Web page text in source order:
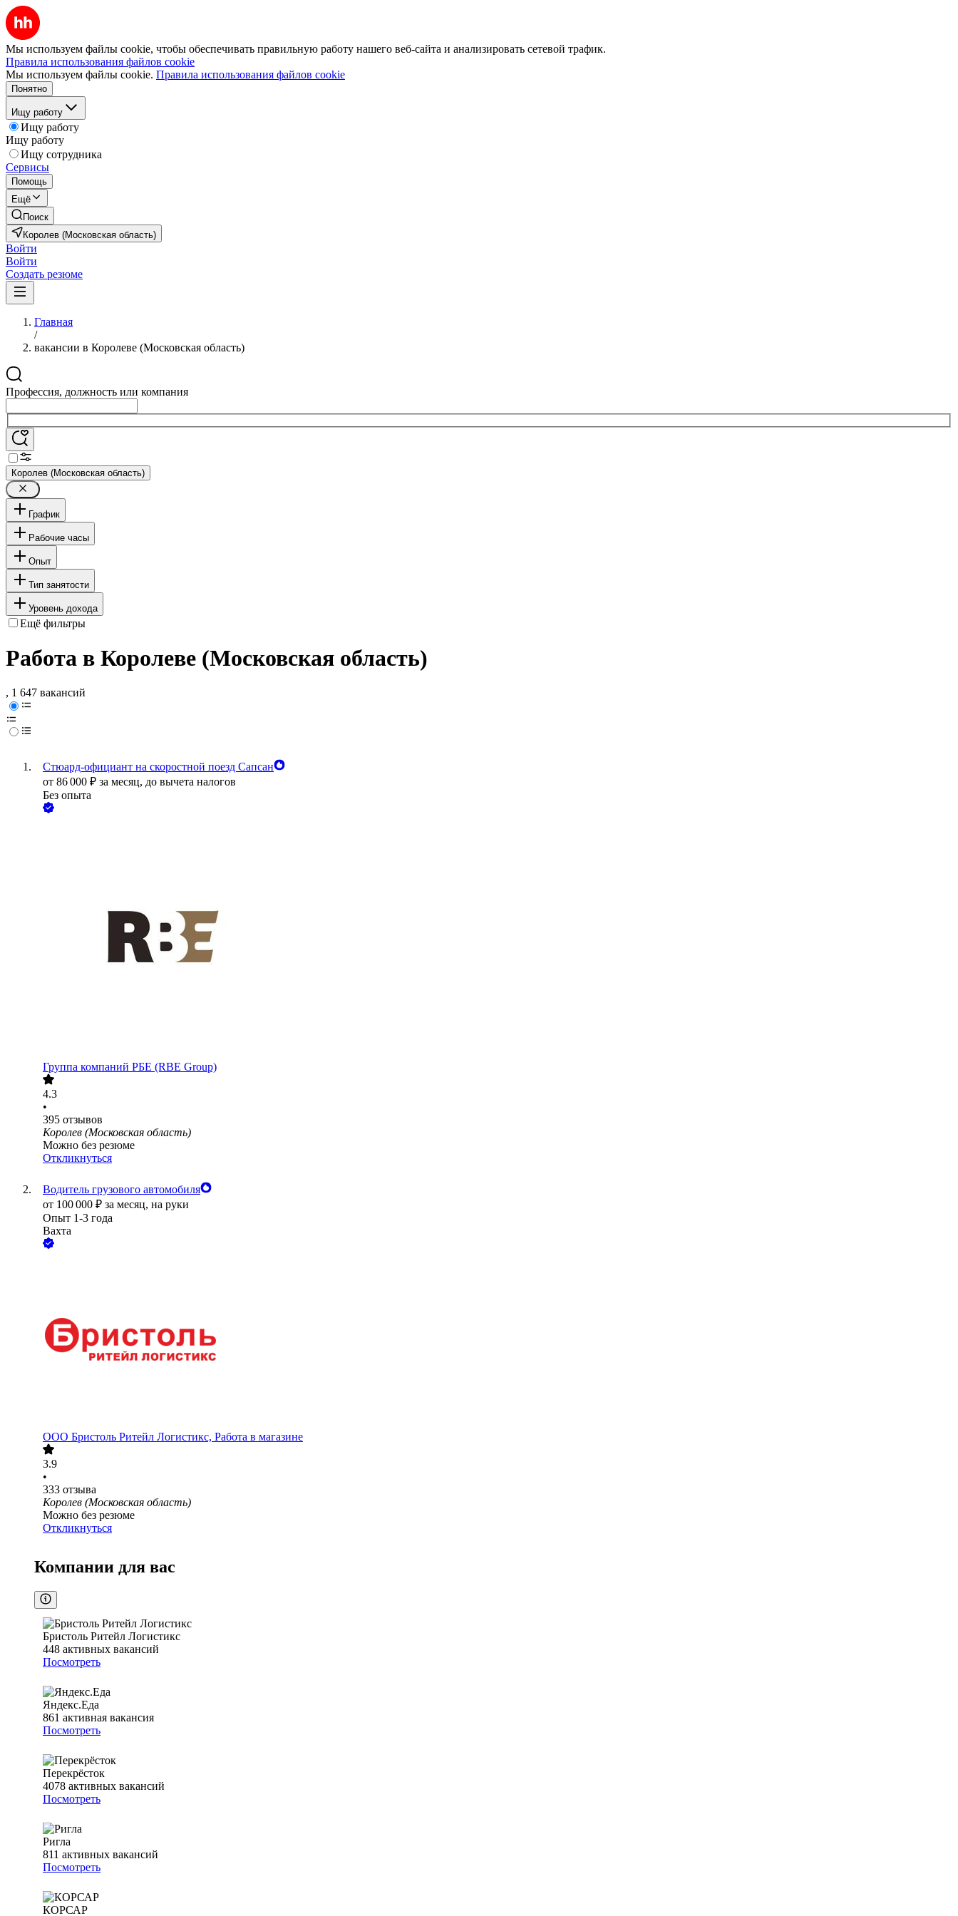
Мы используем файлы cookie, чтобы обеспечивать правильную работу нашего веб-сайта и анализировать сетевой трафик.
Правила использования файлов cookie
Мы используем файлы cookie. Правила использования файлов cookie
Понятно
Ищу работу
Ищу работу
Ищу работу
Ищу сотрудника
Сервисы
Помощь
Ещё
Поиск
Королев (Московская область)
Войти
Войти
Создать резюме
Главная
/
вакансии в Королеве (Московская область)
Профессия, должность или компания
Королев (Московская область)
График
Рабочие часы
Опыт
Тип занятости
Уровень дохода
Ещё фильтры
Работа в Королеве (Московская область)
, 1 647 вакансий
Стюард-официант на скоростной поезд Сапсан
от 86 000 ₽ за месяц, до вычета налогов
Без опыта
Группа компаний РБЕ (RBE Group)
4.3
•
395 отзывов
Королев (Московская область)
Можно без резюме
Откликнуться
Водитель грузового автомобиля
от 100 000 ₽ за месяц, на руки
Опыт 1-3 года
Вахта
ООО Бристоль Ритейл Логистикс, Работа в магазине
3.9
•
333 отзыва
Королев (Московская область)
Можно без резюме
Откликнуться
Компании для вас
Бристоль Ритейл Логистикс
448 активных вакансий
Посмотреть
Яндекс.Еда
861 активная вакансия
Посмотреть
Перекрёсток
4078 активных вакансий
Посмотреть
Ригла
811 активных вакансий
Посмотреть
КОРСАР